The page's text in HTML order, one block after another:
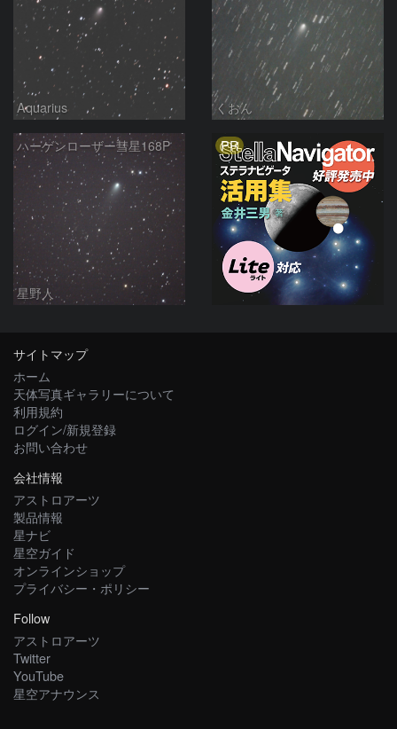
Aquarius くおん
ハーゲンローザー彗星168P
星野人
PR
サイトマップ
ホーム
天体写真ギャラリーについて
利用規約
ログイン/新規登録
お問い合わせ
会社情報
アストロアーツ
製品情報
星ナビ
星空ガイド
オンラインショップ
プライバシー・ポリシー
Follow
アストロアーツ
Twitter
YouTube
星空アナウンス